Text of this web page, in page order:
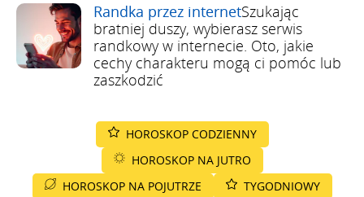
Randka przez internetSzukając
bratniej duszy, wybierasz serwis
randkowy w internecie. Oto, jakie
cechy charakteru mogą ci pomóc lub
zaszkodzić
HOROSKOP CODZIENNY
HOROSKOP NA JUTRO
HOROSKOP NA POJUTRZE
TYGODNIOWY